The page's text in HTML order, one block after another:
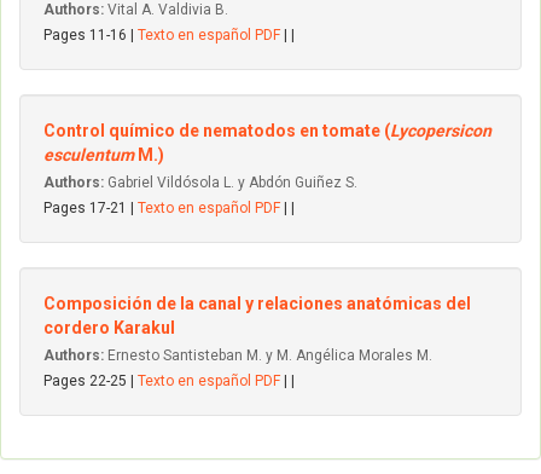
Authors: Vital A. Valdivia B.
Pages 11-16 | Texto en español PDF
Control químico de nematodos en tomate (Lycopersicon
esculentum M.)
Authors: Gabriel Vildósola L. y Abdón Guiñez S.
Pages 17-21 | Texto en español PDF
Composición de la canal y relaciones anatómicas del
cordero Karakul
Authors: Ernesto Santisteban M. y M. Angélica Morales M.
Pages 22-25 | Texto en español PDF